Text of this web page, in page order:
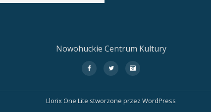
Nowohuckie Centrum Kultury
fa-
fa-
fa-
retro
Llorix One Lite stworzone przez WordPress